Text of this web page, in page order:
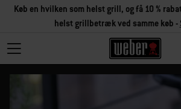
Køb en hvilken som helst grill, og få 10 %
helst grillbetræk ved samme køb -